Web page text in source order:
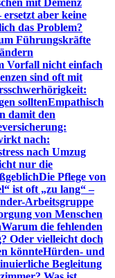
mit Demenz
aber keine
das Problem?
Führungskräfte
Vorfall nicht einfach
sind oft mit
solltenEmpathisch
damit den
nach:
nach Umzug
nur die
Die Pflege von
ist oft „zu lang“ –
Arbeitsgruppe
von Menschen
Warum die fehlenden
Oder vielleicht doch
könnteHürden- und
Begleitung